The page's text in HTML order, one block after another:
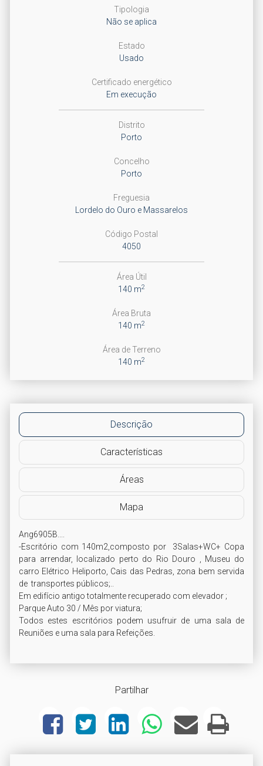
Tipologia
Não se aplica
Estado
Usado
Certificado energético
Em execução
Distrito
Porto
Concelho
Porto
Freguesia
Lordelo do Ouro e Massarelos
Código Postal
4050
Área Útil
140 m2
Área Bruta
140 m2
Área de Terreno
140 m2
Partilhar
Descrição
Características
Áreas
Mapa
Ang6905B....
-Escritório com 140m2,composto por  3Salas+WC+ Copa
para arrendar, localizado perto do Rio Douro , Museu do
carro Elétrico Heliporto, Cais das Pedras, zona bem servida
de  transportes públicos;..
Em edifício antigo totalmente recuperado com elevador ;
Parque Auto 30 / Mês por viatura;
Todos estes escritórios podem usufruir de uma sala de
Reuniões e uma sala para Refeições.